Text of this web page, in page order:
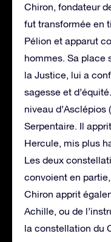
Chiron, fondateur
fut transformée en
Pélion et apparut
hommes. Sa place
la Justice, lui a
sagesse et
niveau d’Asclépios
Serpentaire. Il
Hercule, mis plus
Les deux
convoient en
Chiron apprit
Achille, ou de
la constellation du